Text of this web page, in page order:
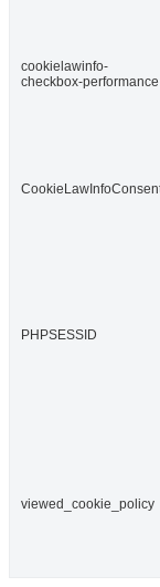
cookielawinfo-
checkbox-performance
PHPSESSID
viewed_cookie_policy